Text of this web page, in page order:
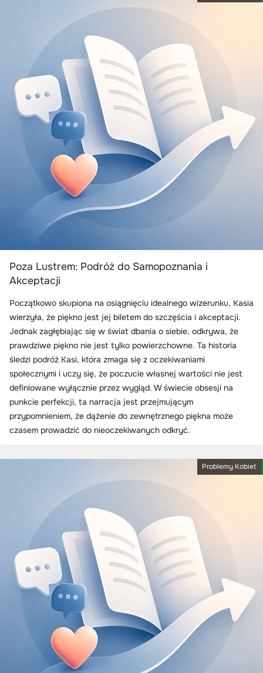
Poza Lustrem: Podróż do Samopoznania i
Akceptacji
Początkowo skupiona na osiągnięciu idealnego wizerunku, Kasia
wierzyła, że piękno jest jej biletem do szczęścia i akceptacji.
Jednak zagłębiając się w świat dbania o siebie, odkrywa, że
prawdziwe piękno nie jest tylko powierzchowne. Ta historia
śledzi podróż Kasi, która zmaga się z oczekiwaniami
społecznymi i uczy się, że poczucie własnej wartości nie jest
definiowane wyłącznie przez wygląd. W świecie obsesji na
punkcie perfekcji, ta narracja jest przejmującym
przypomnieniem, że dążenie do zewnętrznego piękna może
czasem prowadzić do nieoczekiwanych odkryć.
Problemy Kobiet